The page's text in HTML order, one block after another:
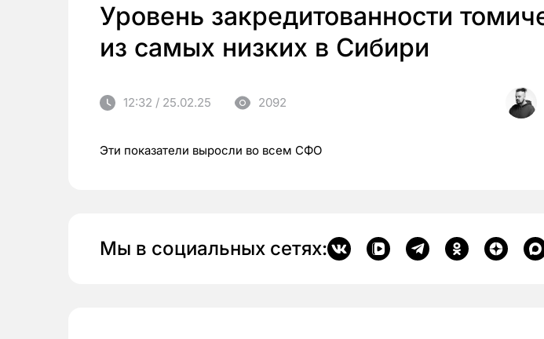
Уровень закредитованности
из самых низких в Сибири
12:32 / 25.02.25 2092
Эти показатели выросли во всем СФО
Мы в социальных сетях: